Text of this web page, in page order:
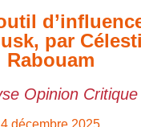
par
Rabouam
Opinion Critique